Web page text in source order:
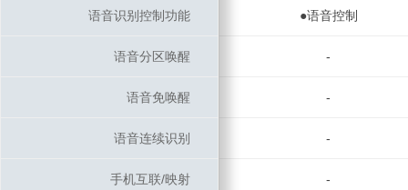
语音识别控制功能 ●语音控制
语音分区唤醒 -
语音免唤醒 -
语音连续识别 -
手机互联/映射 -
语音识别控制功能
语音分区唤醒
语音免唤醒
语音连续识别
手机互联/映射